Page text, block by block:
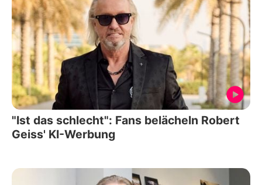
"Ist das schlecht": Fans belächeln Robert
Geiss' KI-Werbung